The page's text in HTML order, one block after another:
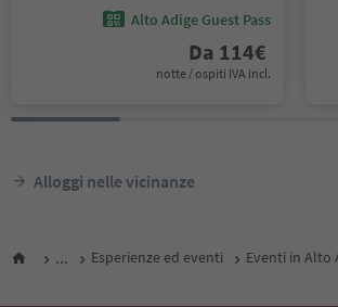
Alto Adige Guest Pass
Da 114€
notte / ospiti IVA incl.
Alloggi nelle vicinanze
... Esperienze ed eventi Eventi in Alto